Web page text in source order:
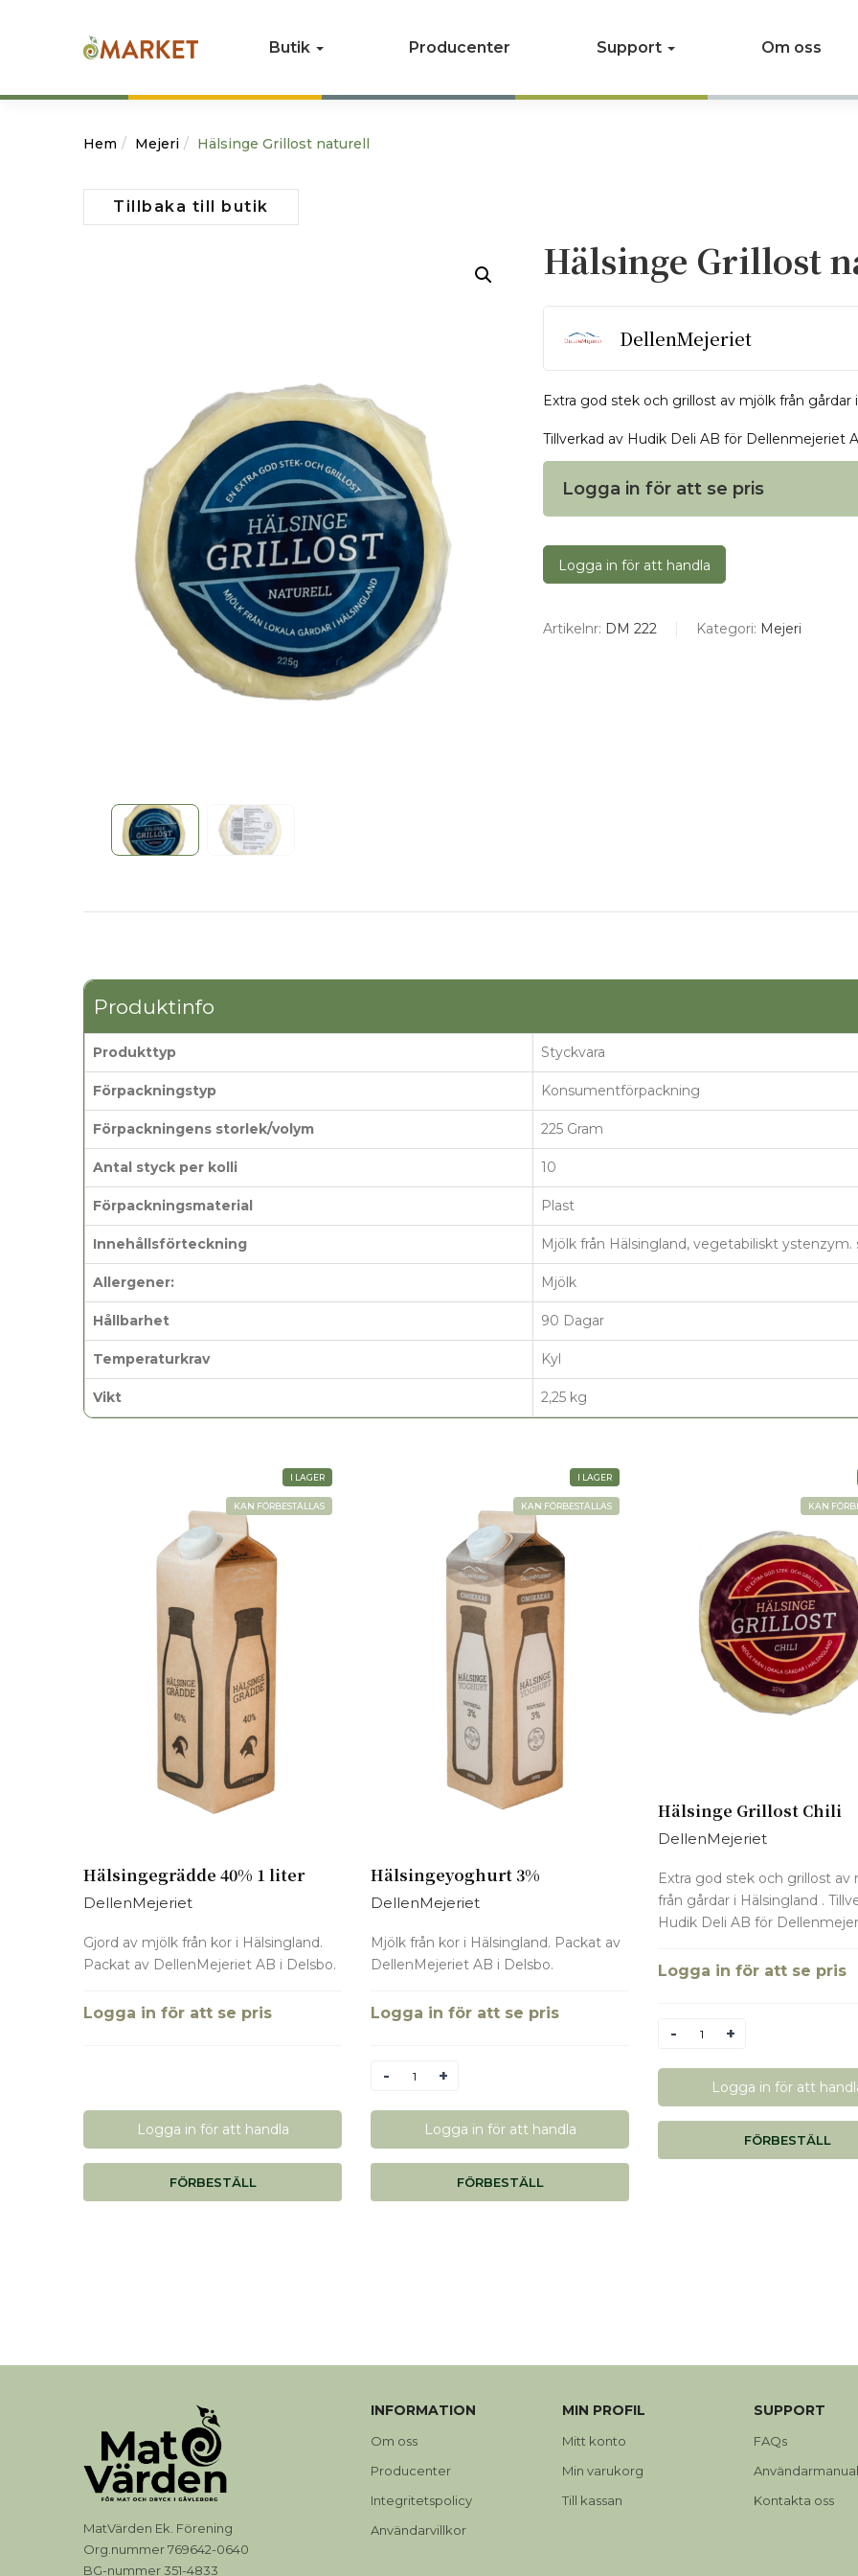
Butik Producenter Support Om oss
Hem Mejeri Hälsinge Grillost naturell
Tillbaka till butik
Hälsinge Grillost
DellenMejeriet
Extra god stek och grillost av mjölk från gårdar
Tillverkad av Hudik Deli AB för Dellenmejeriet
Logga in för att se pris
Logga in för att handla
Artikelnr: DM 222 Kategori: Mejeri
Produktinfo
Produkttyp Styckvara
Förpackningstyp Konsumentförpackning
Förpackningens storlek/volym 225 Gram
Antal styck per kolli 10
Förpackningsmaterial Plast
Innehållsförteckning Mjölk från Hälsingland, vegetabiliskt ystenzym.
Allergener: Mjölk
Hållbarhet 90 Dagar
Temperaturkrav Kyl
Vikt 2,25 kg
KAN FÖRBESTÄLLAS
I LAGER
Hälsingegrädde 40% 1 liter
DellenMejeriet
Gjord av mjölk från kor i Hälsingland.
Packat av DellenMejeriet AB i Delsbo.
Logga in för att se pris
Logga in för att handla
FÖRBESTÄLL
KAN FÖRBESTÄLLAS
I LAGER
Hälsingeyoghurt 3%
DellenMejeriet
Mjölk från kor i Hälsingland. Packat av
DellenMejeriet AB i Delsbo.
Logga in för att se pris
Antal
Logga in för att handla
FÖRBESTÄLL
KAN
Hälsinge Grillost Chili
DellenMejeriet
Extra god stek och grillost av
från gårdar i Hälsingland .
Hudik Deli AB för
Logga in för att se pris
Antal
Logga in för att
FÖRBESTÄLL
MatVärden Ek. Förening
Org.nummer 769642-0640
BG-nummer 351-4833
INFORMATION
Om oss
Producenter
Integritetspolicy
Användarvillkor
MIN PROFIL
Mitt konto
Min varukorg
Till kassan
SUPPORT
FAQs
Kontakta oss